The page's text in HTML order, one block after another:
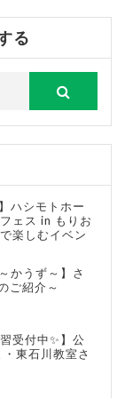
る
ハシモトホー
ェス in もりお
楽しむイベン
かうず～】さ
ご紹介～
受付中✨】公
東石川教室さ